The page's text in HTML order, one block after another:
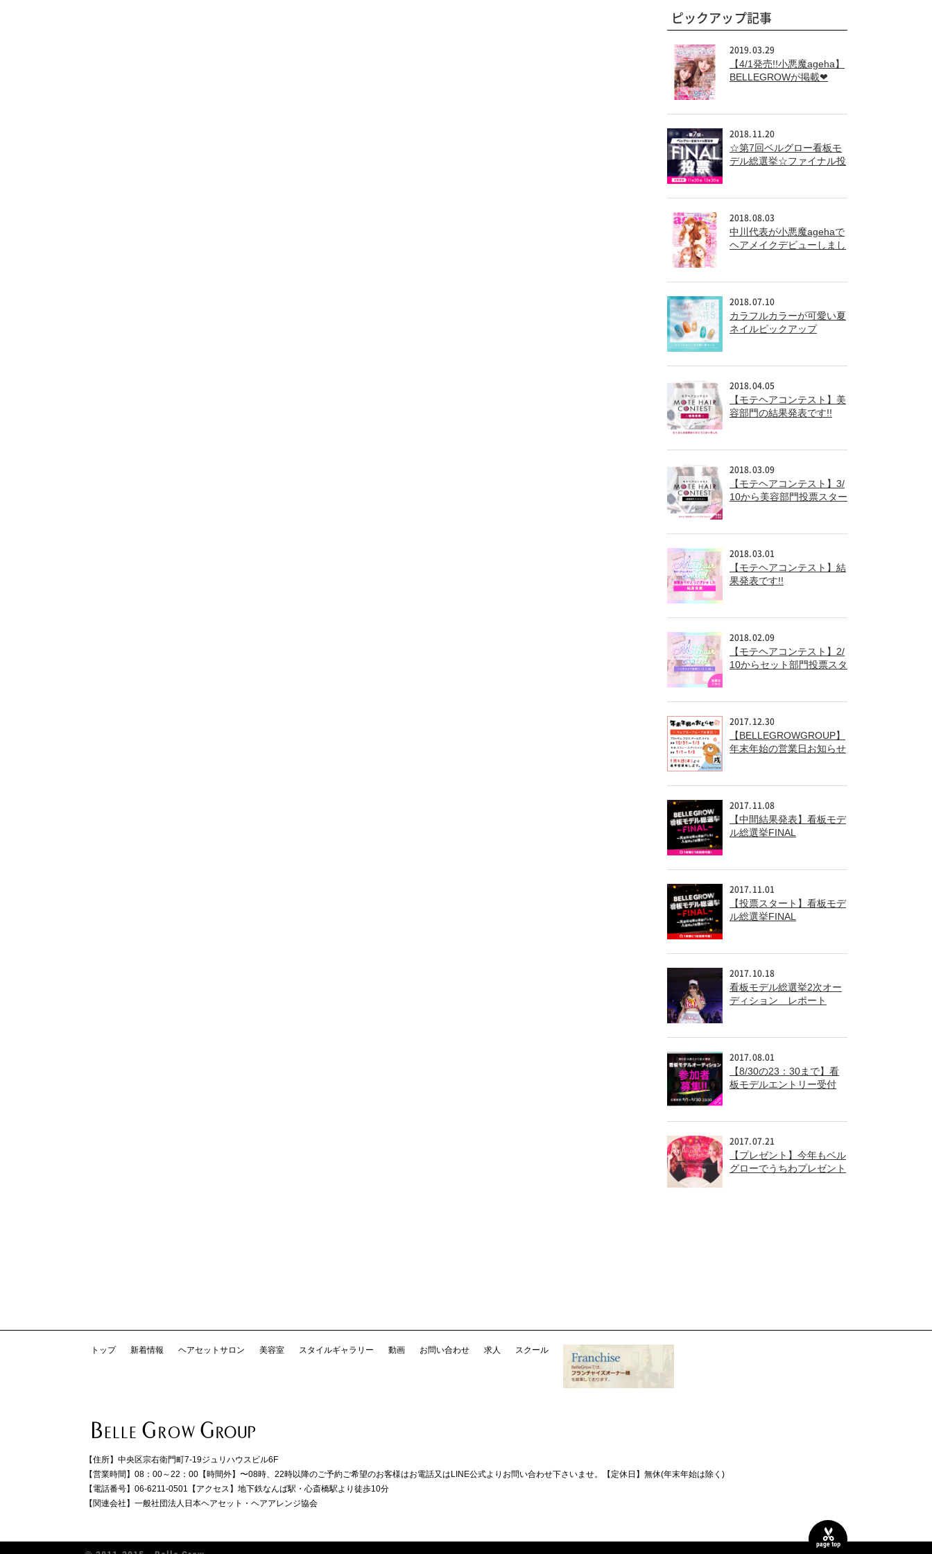
ピックアップ記事
2019.03.29
【4/1発売!!小悪魔ageha】
BELLEGROWが掲載❤
2018.11.20
☆第7回ベルグロー看板モ
デル総選挙☆ファイナル投
2018.08.03
中川代表が小悪魔agehaで
ヘアメイクデビューしまし
2018.07.10
カラフルカラーが可愛い夏
ネイルピックアップ
2018.04.05
【モテヘアコンテスト】美
容部門の結果発表です!!
2018.03.09
【モテヘアコンテスト】3/
10から美容部門投票スター
2018.03.01
【モテヘアコンテスト】結
果発表です!!
2018.02.09
【モテヘアコンテスト】2/
10からセット部門投票スタ
2017.12.30
【BELLEGROWGROUP】
年末年始の営業日お知らせ
2017.11.08
【中間結果発表】看板モデ
ル総選挙FINAL
2017.11.01
【投票スタート】看板モデ
ル総選挙FINAL
2017.10.18
看板モデル総選挙2次オー
ディション レポート
2017.08.01
【8/30の23：30まで】看
板モデルエントリー受付
2017.07.21
【プレゼント】今年もベル
グローでうちわプレゼント
トップ 新着情報 ヘアセットサロン 美容室 スタイルギャラリー 動画 お問い合わせ 求人 スクール
【住所】 中央区宗右衛門町7-19ジュリハウスビル6F
【営業時間】 08：00～22：00 【時間外】 〜08時、22時以降のご予約ご希望のお客様はお電話又はLINE公式よりお問い合わせ下さいませ。 【定休日】 無休(年末年始は除く)
【電話番号】 06-6211-0501 【アクセス】 地下鉄なんば駅・心斎橋駅より徒歩10分
【関連会社】 一般社団法人日本ヘアセット・ヘアアレンジ協会